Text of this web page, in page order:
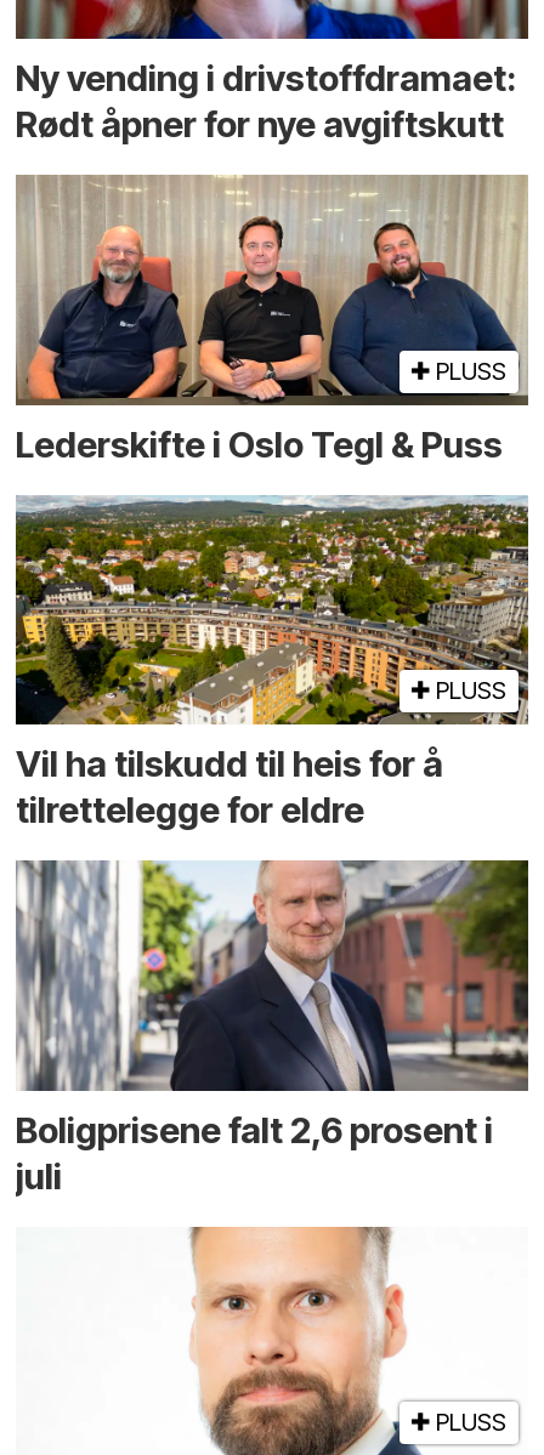
Ny vending i drivstoffdramaet:
Rødt åpner for nye avgiftskutt
PLUSS
Lederskifte i Oslo Tegl & Puss
PLUSS
Vil ha tilskudd til heis for å
tilrettelegge for eldre
Boligprisene falt 2,6 prosent i
juli
PLUSS